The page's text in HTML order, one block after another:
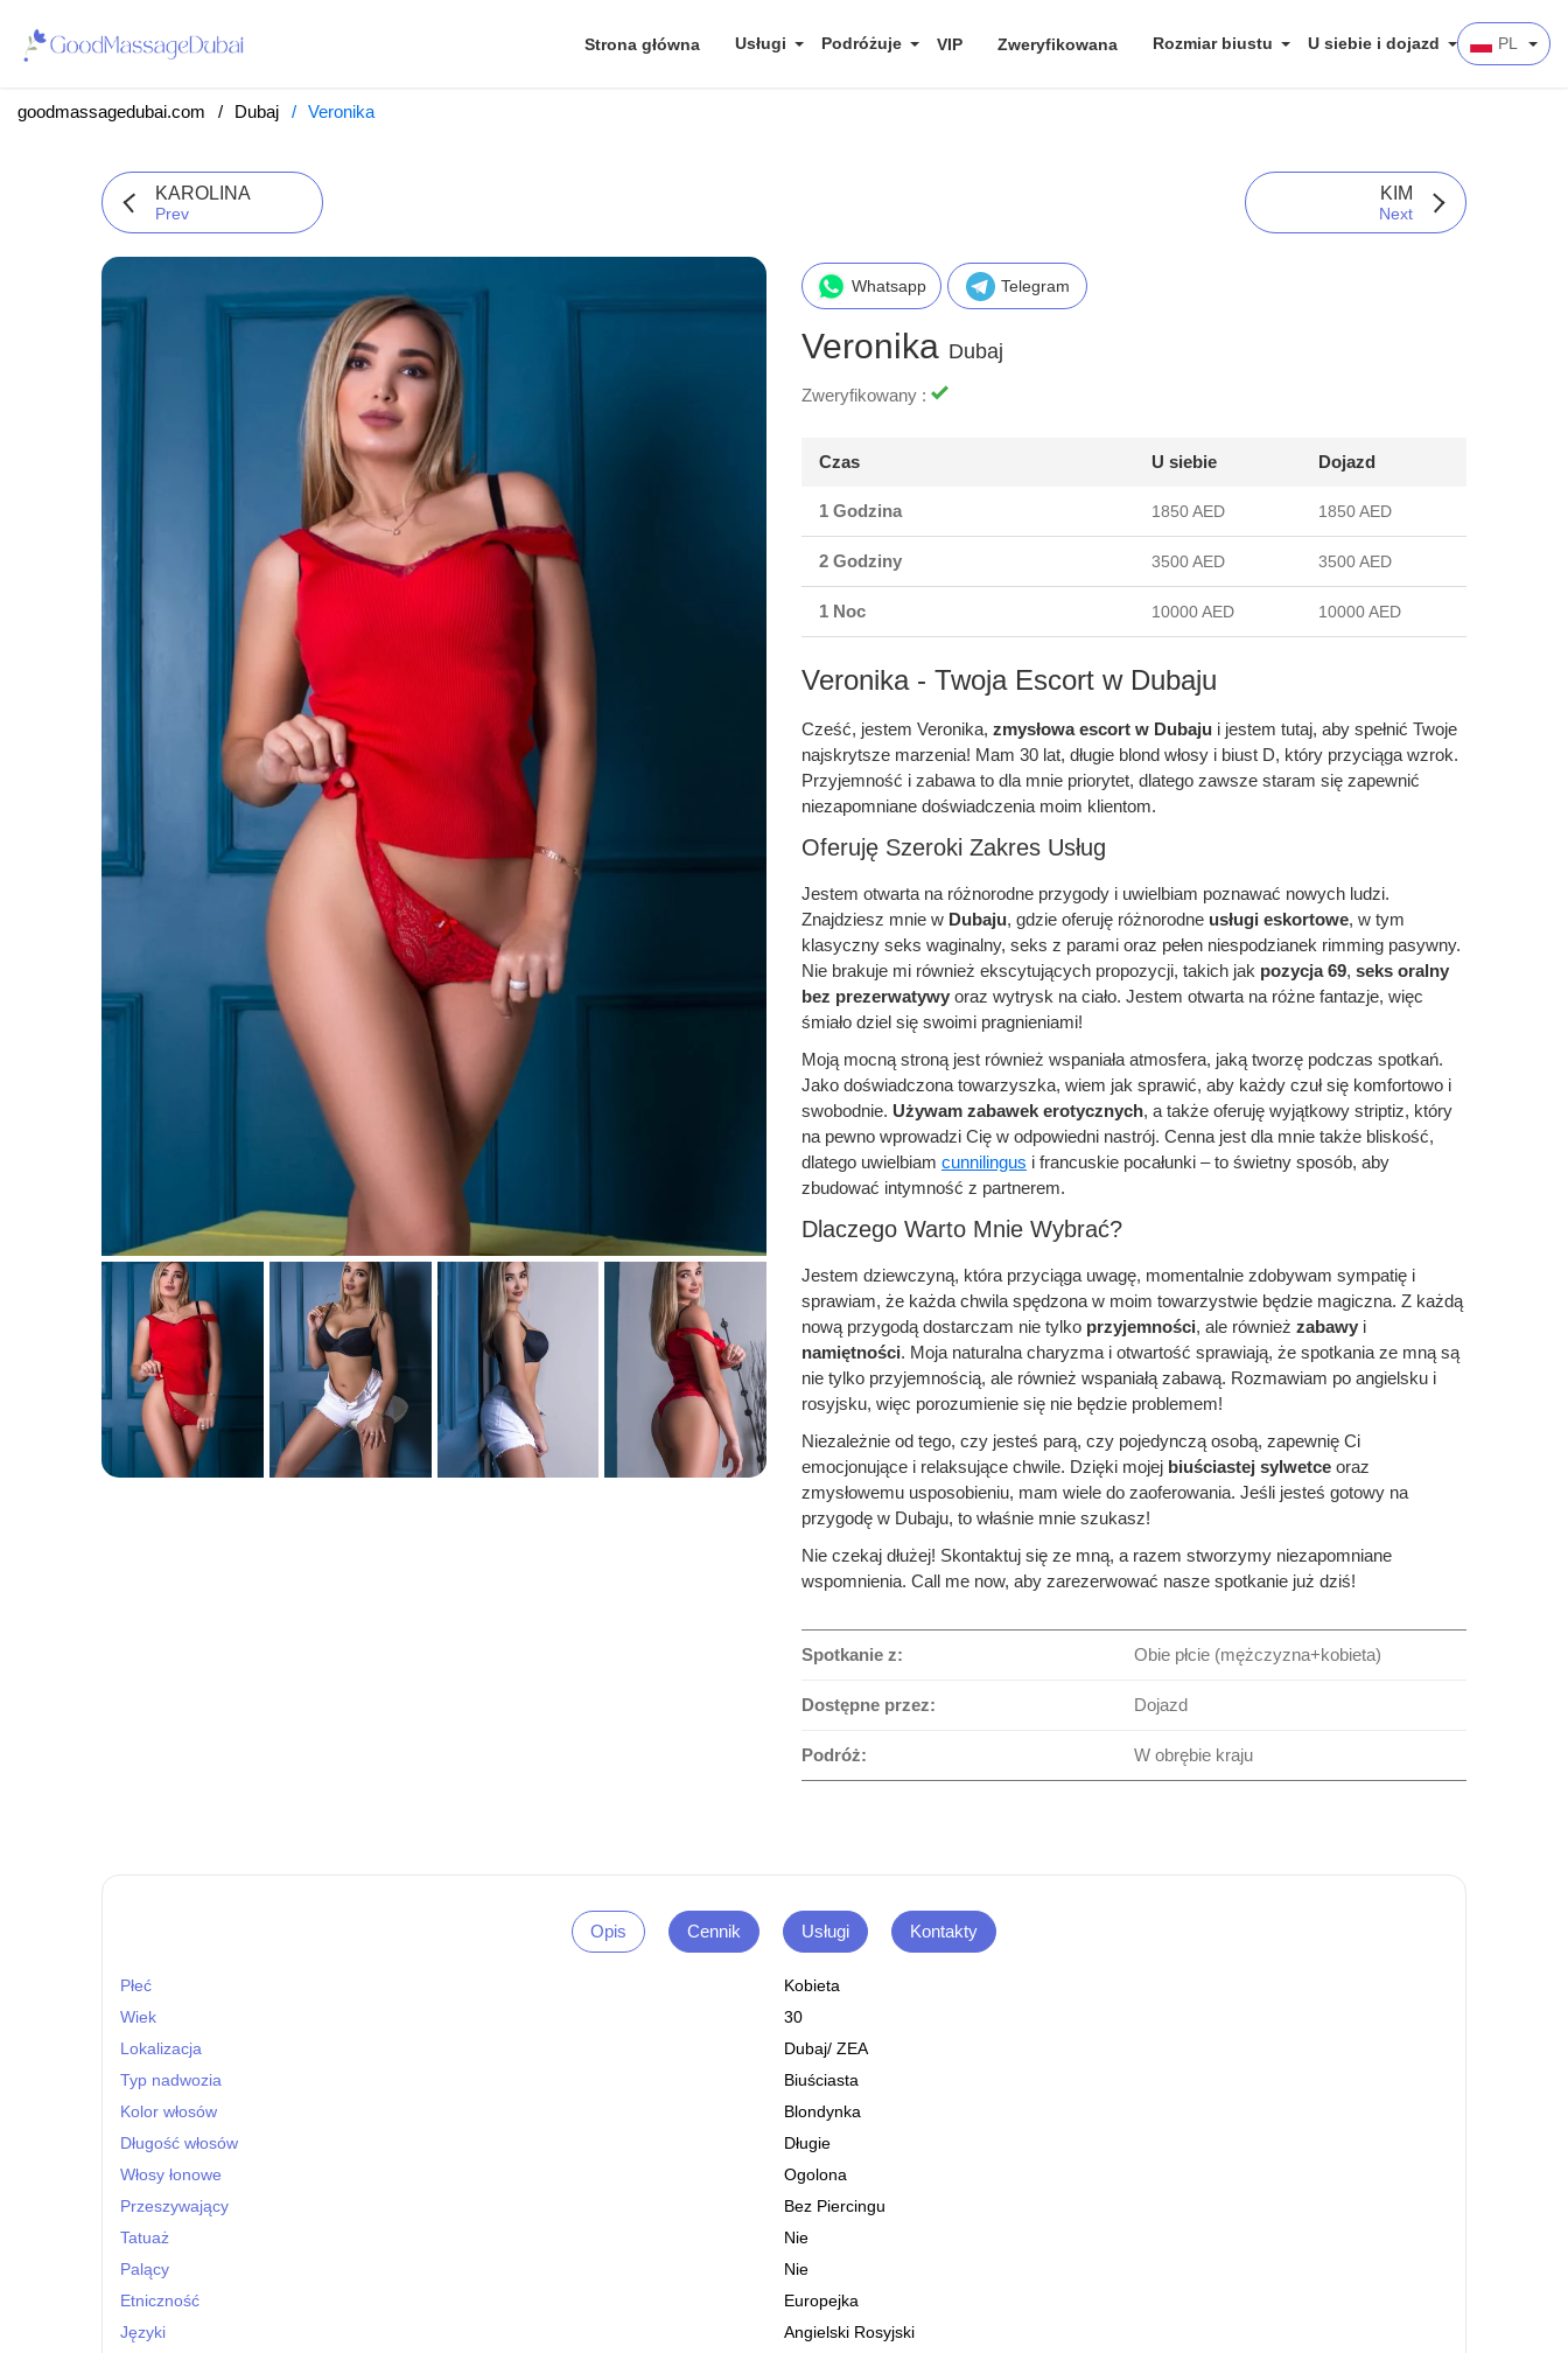
Strona główna Usługi Podróżuje VIP Zweryfikowana Rozmiar biustu U siebie i dojazd PL
goodmassagedubai.com Dubaj Veronika
KAROLINA
Prev
KIM
Next
Whatsapp Telegram
Veronika - Twoja Escort w Dubaju
Cześć, jestem Veronika, zmysłowa escort w Dubaju i jestem tutaj, aby spełnić Twoje
najskrytsze marzenia! Mam 30 lat, długie blond włosy i biust D, który przyciąga wzrok.
Przyjemność i zabawa to dla mnie priorytet, dlatego zawsze staram się zapewnić
niezapomniane doświadczenia moim klientom.
Oferuję Szeroki Zakres Usług
Jestem otwarta na różnorodne przygody i uwielbiam poznawać nowych ludzi.
Znajdziesz mnie w Dubaju, gdzie oferuję różnorodne usługi eskortowe, w tym
klasyczny seks waginalny, seks z parami oraz pełen niespodzianek rimming pasywny.
Nie brakuje mi również ekscytujących propozycji, takich jak pozycja 69, seks oralny
bez prezerwatywy oraz wytrysk na ciało. Jestem otwarta na różne fantazje, więc
śmiało dziel się swoimi pragnieniami!
Moją mocną stroną jest również wspaniała atmosfera, jaką tworzę podczas spotkań.
Jako doświadczona towarzyszka, wiem jak sprawić, aby każdy czuł się komfortowo i
swobodnie. Używam zabawek erotycznych, a także oferuję wyjątkowy striptiz, który
na pewno wprowadzi Cię w odpowiedni nastrój. Cenna jest dla mnie także bliskość,
dlatego uwielbiam cunnilingus i francuskie pocałunki – to świetny sposób, aby
zbudować intymność z partnerem.
Dlaczego Warto Mnie Wybrać?
Jestem dziewczyną, która przyciąga uwagę, momentalnie zdobywam sympatię i
sprawiam, że każda chwila spędzona w moim towarzystwie będzie magiczna. Z każdą
nową przygodą dostarczam nie tylko przyjemności, ale również zabawy i
namiętności. Moja naturalna charyzma i otwartość sprawiają, że spotkania ze mną są
nie tylko przyjemnością, ale również wspaniałą zabawą. Rozmawiam po angielsku i
rosyjsku, więc porozumienie się nie będzie problemem!
Niezależnie od tego, czy jesteś parą, czy pojedynczą osobą, zapewnię Ci
emocjonujące i relaksujące chwile. Dzięki mojej biuściastej sylwetce oraz
zmysłowemu usposobieniu, mam wiele do zaoferowania. Jeśli jesteś gotowy na
przygodę w Dubaju, to właśnie mnie szukasz!
Nie czekaj dłużej! Skontaktuj się ze mną, a razem stworzymy niezapomniane
wspomnienia. Call me now, aby zarezerwować nasze spotkanie już dziś!
Veronika Dubaj
Zweryfikowany :
Czas U siebie Dojazd
1 Godzina 1850 AED 1850 AED
2 Godziny 3500 AED 3500 AED
1 Noc 10000 AED 10000 AED
Spotkanie z: Obie płcie (mężczyzna+kobieta)
Dostępne przez: Dojazd
Podróż: W obrębie kraju
Opis Cennik Usługi Kontakty
Płeć
Kobieta
Wiek
30
Lokalizacja
Dubaj/ ZEA
Typ nadwozia
Biuściasta
Kolor włosów
Blondynka
Długość włosów
Długie
Włosy łonowe
Ogolona
Przeszywający
Bez Piercingu
Tatuaż
Nie
Palący
Nie
Etniczność
Europejka
Języki
Angielski Rosyjski